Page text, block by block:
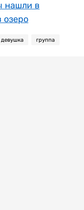
нашли в
озеро
девушка группа